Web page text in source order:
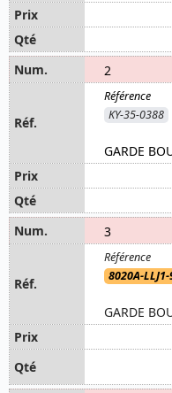
2
KY-35-0388
GARDE
3
8020A-
GARDE